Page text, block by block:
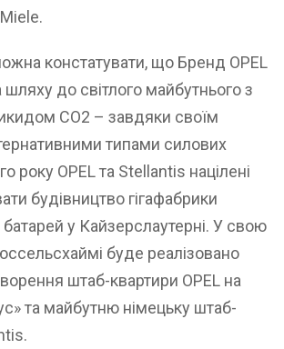
констатувати, що Бренд OPEL
до світлого майбутнього з
CO2 – завдяки своїм
типами силових
року OPEL та Stellantis націлені
будівництво гігафабрики
у Кайзерслаутерні. У свою
буде реалізовано
штаб-квартири OPEL на
та майбутню німецьку штаб-